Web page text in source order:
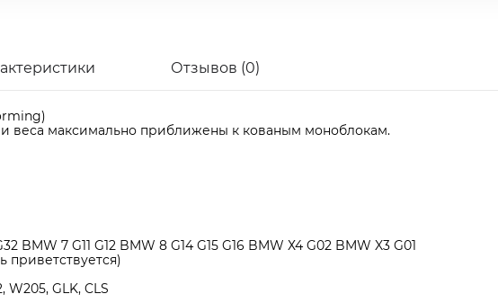
Отзывов (0)
веса максимально приближены к кованым моноблокам.
BMW 7 G11 G12 BMW 8 G14 G15 G16 BMW Х4 G02 BMW X3 G01
приветствуется)
W205, GLK, CLS